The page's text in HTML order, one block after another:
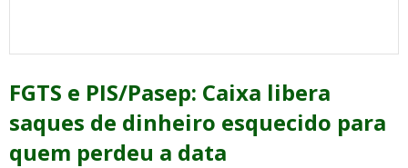
FGTS e PIS/Pasep: Caixa libera
saques de dinheiro esquecido para
quem perdeu a data